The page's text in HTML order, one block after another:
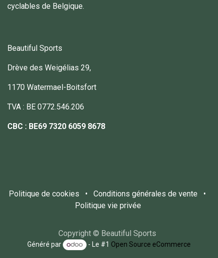
cyclables de Belgique.
Beautiful Sports
Drève des Weigélias 29,
1170 Watermael-Boitsfort
TVA : BE 0772.546.206
CBC : BE69 7320 6059 8678
Politique de cookies • Conditions générales de vente
•
Politique vie privée
Copyright © Beautiful Sports
Généré par - Le #1 Open Source eCommerce